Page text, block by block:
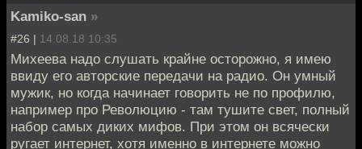
Kamiko-san »
#26 | 14.08.18 10:35
Михеева надо слушать крайне осторожно, я имею
ввиду его авторские передачи на радио. Он умный
мужик, но когда начинает говорить не по профилю,
например про Революцию - там тушите свет, полный
набор самых диких мифов. При этом он всячески
ругает интернет, хотя именно в интернете можно